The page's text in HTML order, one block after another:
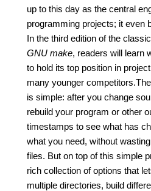
up to this day as the central
programming projects; it even
In the third edition of the classic
GNU make, readers will learn
to hold its top position in
many younger
is simple: after you change
rebuild your program or other
timestamps to see what has
what you need, without
files. But on top of this simple
rich collection of options that
multiple directories, build